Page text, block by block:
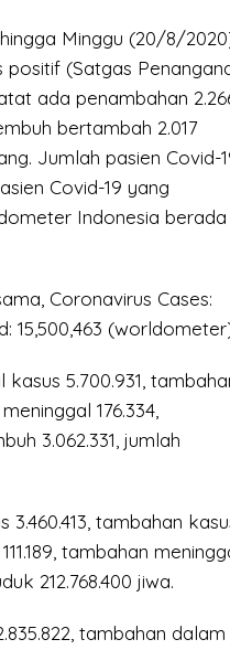
Minggu (20/8/
positif (Satgas
ada penambahan
bertambah 2.017
Jumlah pasien Covid-
Covid-19 yang
Indonesia berada
Coronavirus Cases:
15,500,463
5.700.931,
176.334,
3.062.331, jumlah
tambahan
tambahan
212.768.400 jiwa.
tambahan dalam